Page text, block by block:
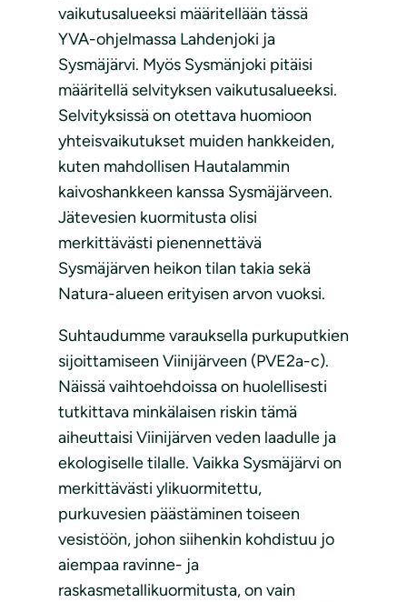
vaikutusalueeksi määritellään tässä
YVA-ohjelmassa Lahdenjoki ja
Sysmäjärvi. Myös Sysmänjoki pitäisi
määritellä selvityksen vaikutusalueeksi.
Selvityksissä on otettava huomioon
yhteisvaikutukset muiden hankkeiden,
kuten mahdollisen Hautalammin
kaivoshankkeen kanssa Sysmäjärveen.
Jätevesien kuormitusta olisi
merkittävästi pienennettävä
Sysmäjärven heikon tilan takia sekä
Natura-alueen erityisen arvon vuoksi.
Suhtaudumme varauksella purkuputkien
sijoittamiseen Viinijärveen (PVE2a-c).
Näissä vaihtoehdoissa on huolellisesti
tutkittava minkälaisen riskin tämä
aiheuttaisi Viinijärven veden laadulle ja
ekologiselle tilalle. Vaikka Sysmäjärvi on
merkittävästi ylikuormitettu,
purkuvesien päästäminen toiseen
vesistöön, johon siihenkin kohdistuu jo
aiempaa ravinne- ja
raskasmetallikuormitusta, on vain